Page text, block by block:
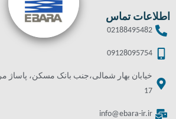
اطلاعات تماس
02188495482
09128095754
خیابان بهار شمالی،جنب بانک مسکن، پاساژ
17
info@ebara-ir.ir